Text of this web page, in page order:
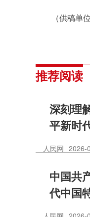
（供稿单
推荐阅读
深刻理
平新时
人民网 2026-
中国共
代中国